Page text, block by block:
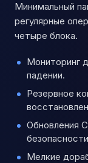
Минимальный
регулярные
четыре блока.
Мониторинг
падении.
Резервное
Обновления
Мелкие